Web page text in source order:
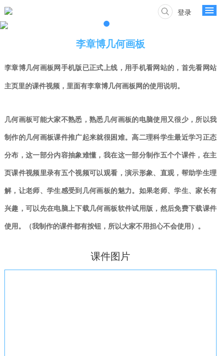
登录
李章博几何画板
李章博几何画板网手机版已正式上线，用手机看网站的，首先看网站
主页里的课件视频，里面有李章博几何画板网的使用说明。
几何画板可能大家不熟悉，熟悉几何画板的电脑使用又很少，所以我
制作的几何画板课件推广起来就很困难。高二理科学生最近学习正态
分布，这一部分内容抽象难懂，我在这一部分制作五个个课件， 在主
页课件视频里录有五个视频可以观看， 演示形象、直观，帮助学生理
解，让老师、学生感受到几何画板的魅力。如果老师、学生、家长有
兴趣，可以先在电脑上下载几何画板软件试用版，然后免费下载课件
使用。（我制作的课件都有按钮，所以大家不用担心不会使用）。
课件图片